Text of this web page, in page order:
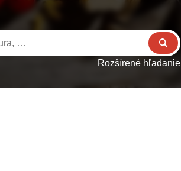
Rozšírené hľadanie